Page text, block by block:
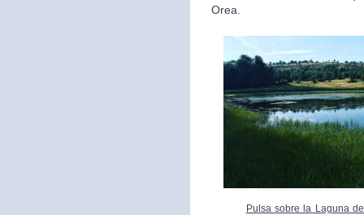
Orea.
Pulsa sobre la Laguna